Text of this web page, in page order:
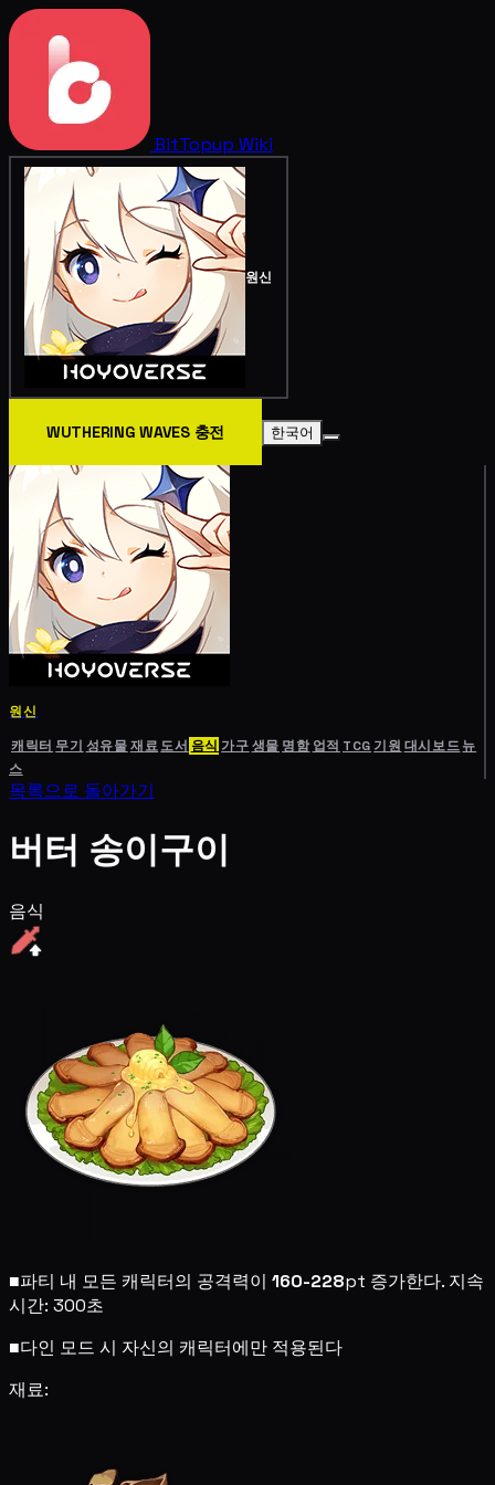
BitTopup Wiki
원신
WUTHERING WAVES 충전 한국어
원신
캐릭터 무기 성유물재료도서 음식 가구생물 명함 업적 TCG기원 대시보드뉴
스
목록으로 돌아가기
버터 송이구이
음식
■파티 내 모든 캐릭터의 공격력이 160-228pt 증가한다. 지속
시간: 300초
■다인 모드 시 자신의 캐릭터에만 적용된다
재료: